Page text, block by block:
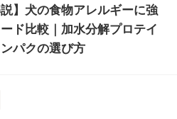
説】犬の食物アレルギーに強
ド比較｜加水分解プロテイ
パクの選び方